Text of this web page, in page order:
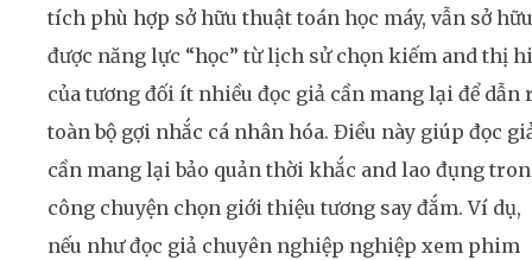
tích phù hợp sở hữu thuật toán học máy, vẫn sở hữu
được năng lực “học” từ lịch sử chọn kiếm and thị
của tương đối ít nhiều đọc giả cần mang lại để dẫn
toàn bộ gợi nhắc cá nhân hóa. Điều này giúp đọc
cần mang lại bảo quản thời khắc and lao đụng
công chuyện chọn giới thiệu tương say đắm. Ví dụ,
nếu như đọc giả chuyên nghiệp nghiệp xem phim